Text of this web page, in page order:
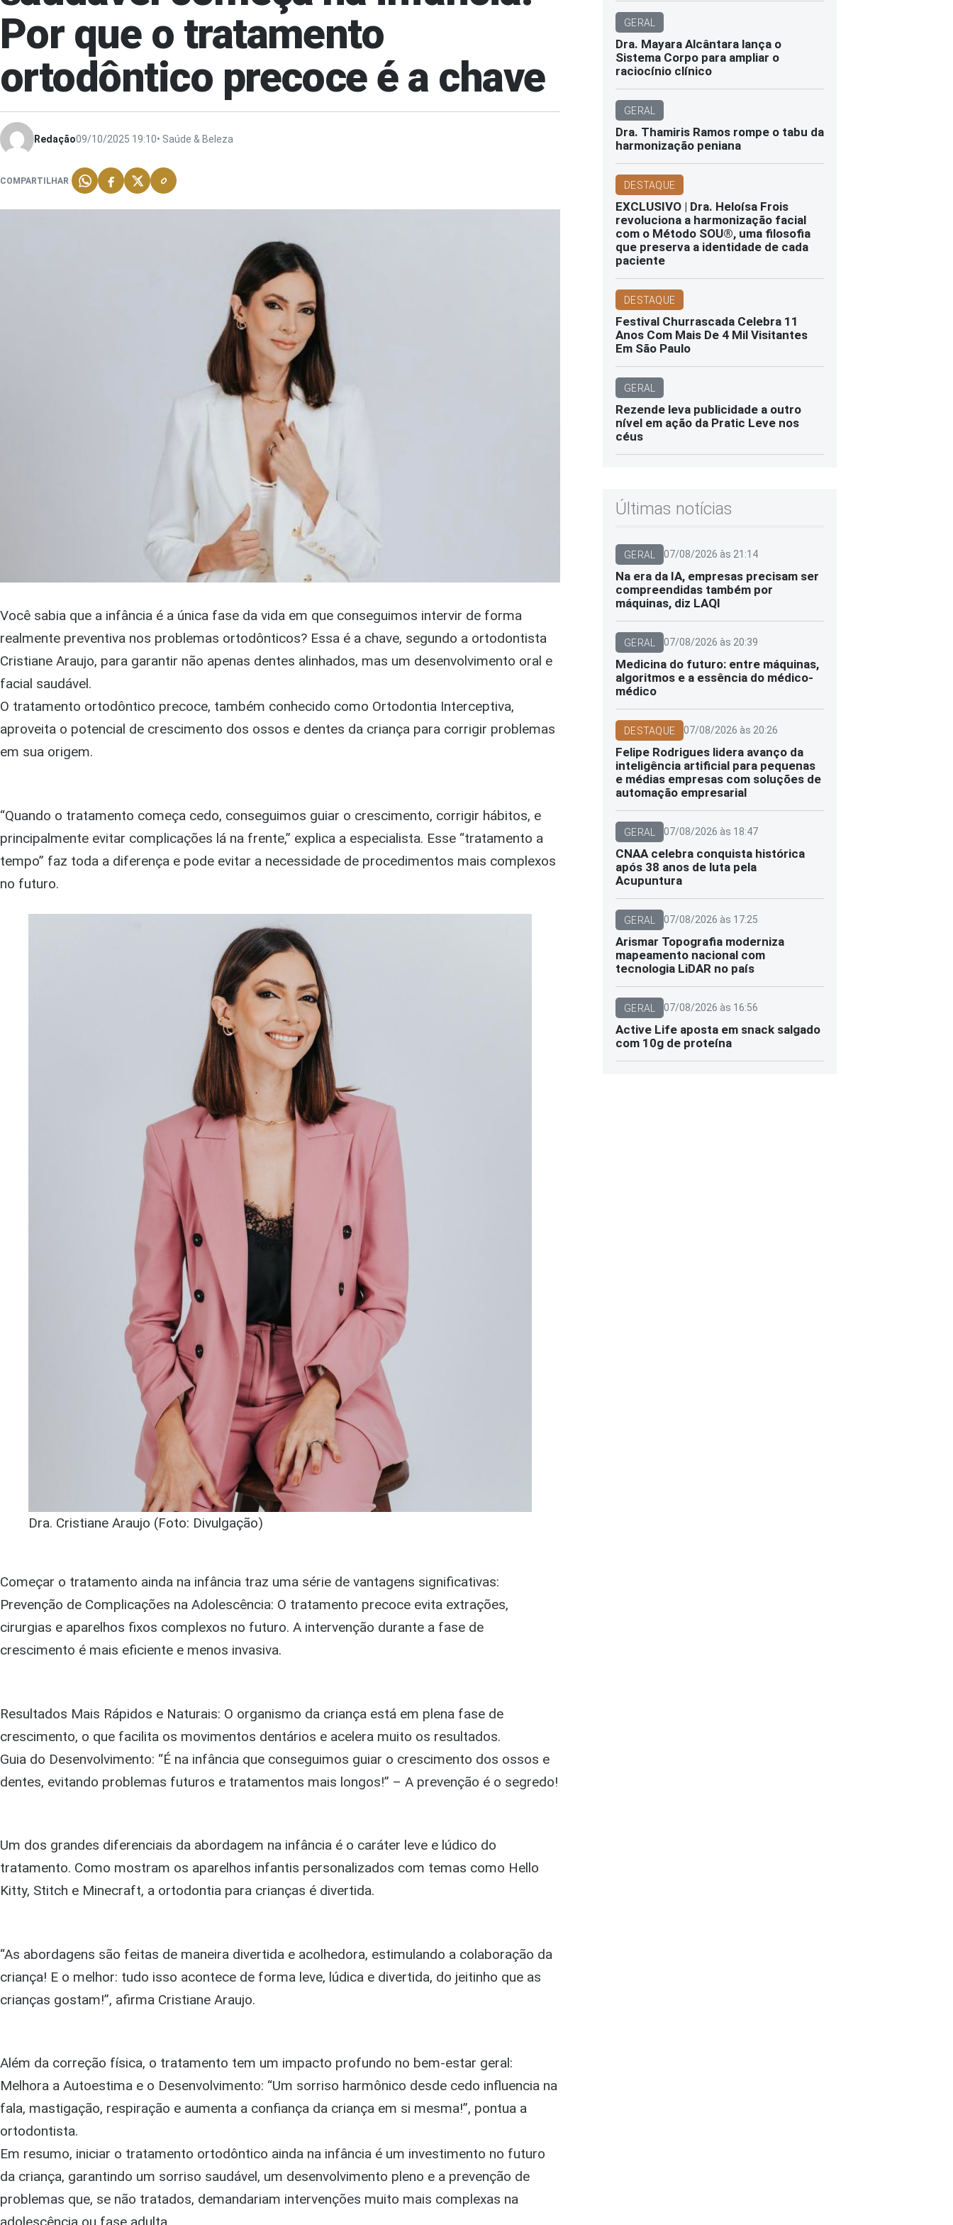
Por que o tratamento
ortodôntico precoce é a chave
Redação09/10/2025 19:10• Saúde & Beleza
COMPARTILHAR
Você sabia que a infância é a única fase da vida em que conseguimos intervir de forma
realmente preventiva nos problemas ortodônticos? Essa é a chave, segundo a ortodontista
Cristiane Araujo, para garantir não apenas dentes alinhados, mas um desenvolvimento oral e
facial saudável.
O tratamento ortodôntico precoce, também conhecido como Ortodontia Interceptiva,
aproveita o potencial de crescimento dos ossos e dentes da criança para corrigir problemas
em sua origem.
“Quando o tratamento começa cedo, conseguimos guiar o crescimento, corrigir hábitos, e
principalmente evitar complicações lá na frente,” explica a especialista. Esse “tratamento a
tempo” faz toda a diferença e pode evitar a necessidade de procedimentos mais complexos
no futuro.
Dra. Cristiane Araujo (Foto: Divulgação)
Começar o tratamento ainda na infância traz uma série de vantagens significativas:
Prevenção de Complicações na Adolescência: O tratamento precoce evita extrações,
cirurgias e aparelhos fixos complexos no futuro. A intervenção durante a fase de
crescimento é mais eficiente e menos invasiva.
Resultados Mais Rápidos e Naturais: O organismo da criança está em plena fase de
crescimento, o que facilita os movimentos dentários e acelera muito os resultados.
Guia do Desenvolvimento: “É na infância que conseguimos guiar o crescimento dos ossos e
dentes, evitando problemas futuros e tratamentos mais longos!” – A prevenção é o segredo!
Um dos grandes diferenciais da abordagem na infância é o caráter leve e lúdico do
tratamento. Como mostram os aparelhos infantis personalizados com temas como Hello
Kitty, Stitch e Minecraft, a ortodontia para crianças é divertida.
“As abordagens são feitas de maneira divertida e acolhedora, estimulando a colaboração da
criança! E o melhor: tudo isso acontece de forma leve, lúdica e divertida, do jeitinho que as
crianças gostam!”, afirma Cristiane Araujo.
Além da correção física, o tratamento tem um impacto profundo no bem-estar geral:
Melhora a Autoestima e o Desenvolvimento: “Um sorriso harmônico desde cedo influencia na
fala, mastigação, respiração e aumenta a confiança da criança em si mesma!”, pontua a
ortodontista.
Em resumo, iniciar o tratamento ortodôntico ainda na infância é um investimento no futuro
da criança, garantindo um sorriso saudável, um desenvolvimento pleno e a prevenção de
problemas que, se não tratados, demandariam intervenções muito mais complexas na
GERAL
Dra. Mayara Alcântara lança o
Sistema Corpo para ampliar o
raciocínio clínico
GERAL
Dra. Thamiris Ramos rompe o tabu da
harmonização peniana
DESTAQUE
EXCLUSIVO | Dra. Heloísa Frois
revoluciona a harmonização facial
com o Método SOU®️, uma filosofia
que preserva a identidade de cada
paciente
DESTAQUE
Festival Churrascada Celebra 11
Anos Com Mais De 4 Mil Visitantes
Em São Paulo
GERAL
Rezende leva publicidade a outro
nível em ação da Pratic Leve nos
céus
Últimas notícias
GERAL 07/08/2026 às 21:14
Na era da IA, empresas precisam ser
compreendidas também por
máquinas, diz LAQI
GERAL 07/08/2026 às 20:39
Medicina do futuro: entre máquinas,
algoritmos e a essência do médico-
médico
DESTAQUE 07/08/2026 às 20:26
Felipe Rodrigues lidera avanço da
inteligência artificial para pequenas
e médias empresas com soluções de
automação empresarial
GERAL 07/08/2026 às 18:47
CNAA celebra conquista histórica
após 38 anos de luta pela
Acupuntura
GERAL 07/08/2026 às 17:25
Arismar Topografia moderniza
mapeamento nacional com
tecnologia LiDAR no país
GERAL 07/08/2026 às 16:56
Active Life aposta em snack salgado
com 10g de proteína